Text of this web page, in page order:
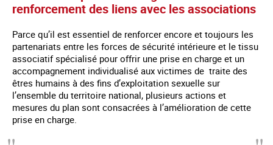
renforcement des liens avec les associations
Parce qu’il est essentiel de renforcer encore et toujours les
partenariats entre les forces de sécurité intérieure et le tissu
associatif spécialisé pour offrir une prise en charge et un
accompagnement individualisé aux victimes de traite des
êtres humains à des fins d’exploitation sexuelle sur
l’ensemble du territoire national, plusieurs actions et
mesures du plan sont consacrées à l’amélioration de cette
prise en charge.